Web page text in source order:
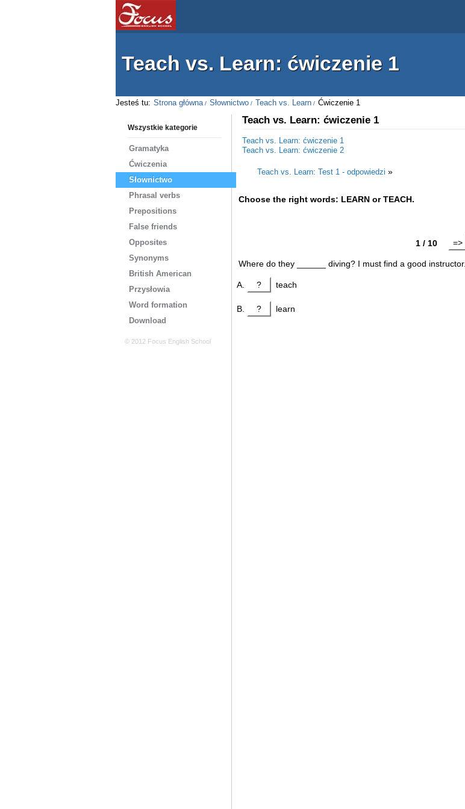
Teach vs. Learn: ćwiczenie 1
Teach vs. Learn: ćwiczenie 1
Teach vs. Learn: ćwiczenie 2
Teach vs. Learn: Test 1 - odpowiedzi »
Choose the right words: LEARN or TEACH.
1 / 10 =>
Where do they ______ diving? I must find a good instructor.
? teach
? learn
Wszystkie kategorie
Gramatyka
Ćwiczenia
Słownictwo
Phrasal verbs
Prepositions
False friends
Opposites
Synonyms
British American
Przysłowia
Word formation
Download
© 2012 Focus English School
Teach vs. Learn: ćwiczenie 1
Jesteś tu: Strona główna Słownictwo Teach vs. Learn Ćwiczenie 1